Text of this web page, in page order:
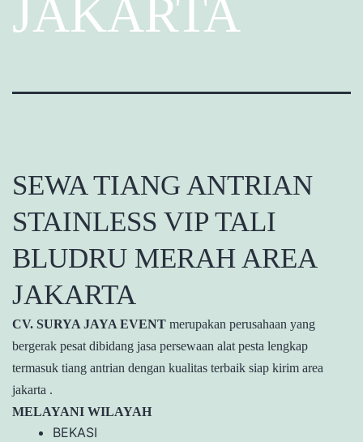
JAKARTA
SEWA TIANG ANTRIAN
STAINLESS VIP TALI
BLUDRU MERAH AREA
JAKARTA
CV. SURYA JAYA EVENT merupakan perusahaan yang
bergerak pesat dibidang jasa persewaan alat pesta lengkap
termasuk tiang antrian dengan kualitas terbaik siap kirim area
jakarta .
MELAYANI WILAYAH
BEKASI